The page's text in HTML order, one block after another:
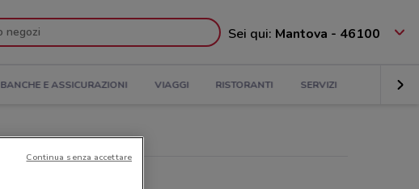
Sei qui: Mantova - 46100
BANCHE E ASSICURAZIONI VIAGGI RISTORANTI SERVIZI
Continua senza accettare